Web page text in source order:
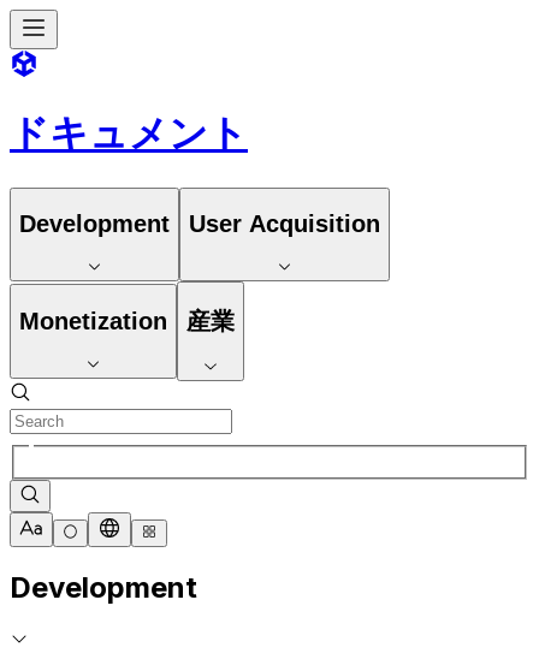
ドキュメント
Development User Acquisition
Monetization 産業
Development